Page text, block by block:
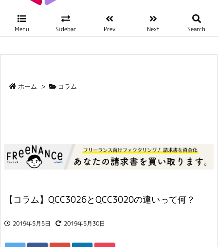
Menu Sidebar Prev Next Search
ホーム > コラム
【コラム】QCC3026とQCC3020の違いって何？
2019年5月5日 2019年5月30日